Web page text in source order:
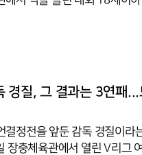
세트서 영생고와 초반부터 공
거두고 1승을 낚았다. ◇6일
경질, 그 결과는 3연패
결정전을 앞둔 감독 경질이라
장충체육관에서 열린 V리그